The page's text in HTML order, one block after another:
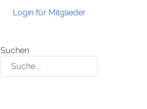
Login für Mitglieder
Suchen